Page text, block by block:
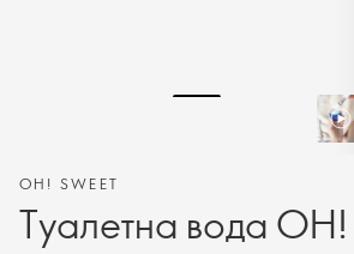
OH! SWEET
Туалетна вода OH!